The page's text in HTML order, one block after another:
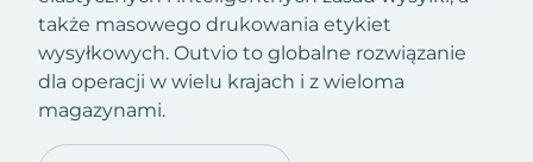
także masowego drukowania etykiet
wysyłkowych. Outvio to globalne rozwiązanie
dla operacji w wielu krajach i z wieloma
magazynami.